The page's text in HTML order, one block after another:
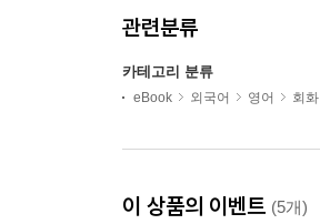
관련분류
카테고리 분류
eBook 외국어 영어 회화
이 상품의 이벤트 (5개)